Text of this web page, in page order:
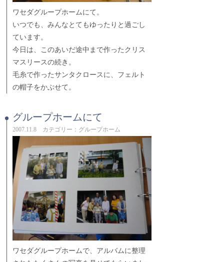
ワセダグループホームにて。
いつでも、みんなとてもゆったりと過ごし
ています。
今日は、このあいだ途中まで作ったクリス
マスリースの続き。
毛糸で作ったサンタクロースに、フェルト
の帽子をかぶせて。
グループホームにて
2007.11.8 カテゴリー：グループホーム
ワセダグループホームで、アルバムに整理